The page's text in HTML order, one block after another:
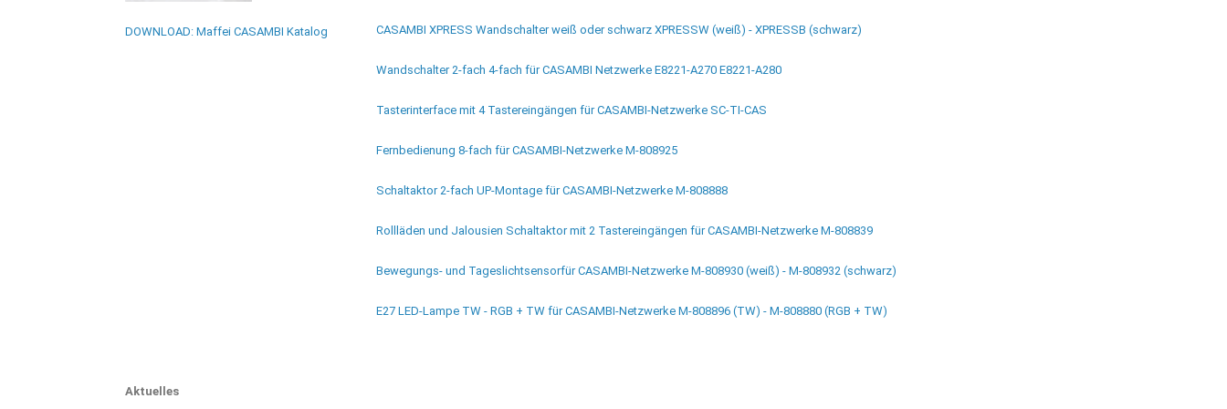
DOWNLOAD: Maffei CASAMBI Katalog CASAMBI XPRESS Wandschalter weiß oder schwarz XPRESSW (weiß) - XPRESSB (schwarz)
Wandschalter 2-fach 4-fach für CASAMBI Netzwerke E8221-A270 E8221-A280
Tasterinterface mit 4 Tastereingängen für CASAMBI-Netzwerke SC-TI-CAS
Fernbedienung 8-fach für CASAMBI-Netzwerke M-808925
Schaltaktor 2-fach UP-Montage für CASAMBI-Netzwerke M-808888
Rollläden und Jalousien Schaltaktor mit 2 Tastereingängen für CASAMBI-Netzwerke M-808839
Bewegungs- und Tageslichtsensorfür CASAMBI-Netzwerke M-808930 (weiß) - M-808932 (schwarz)
E27 LED-Lampe TW - RGB + TW für CASAMBI-Netzwerke M-808896 (TW) - M-808880 (RGB + TW)
Aktuelles